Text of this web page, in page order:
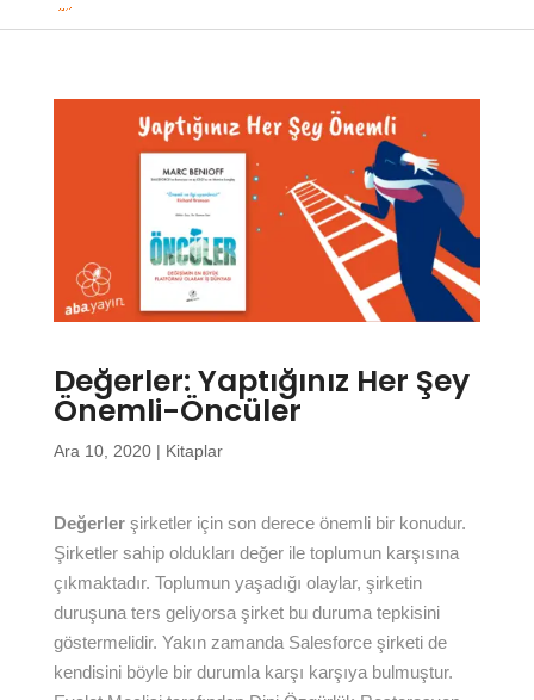
Değerler: Yaptığınız Her Şey
Önemli-Öncüler
Ara 10, 2020| Kitaplar
Değerler şirketler için son derece önemli bir konudur.
Şirketler sahip oldukları değer ile toplumun karşısına
çıkmaktadır. Toplumun yaşadığı olaylar, şirketin
duruşuna ters geliyorsa şirket bu duruma tepkisini
göstermelidir. Yakın zamanda Salesforce şirketi de
kendisini böyle bir durumla karşı karşıya bulmuştur.